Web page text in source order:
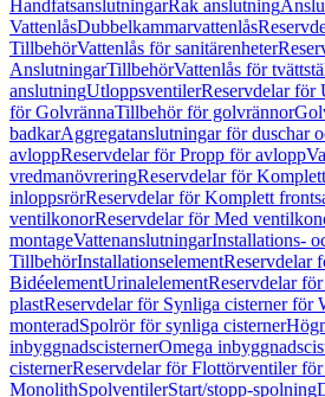
HandfatsanslutningarRak anslutning
VattenlåsDubbelkammarvattenlås
TillbehörVattenlås för sanitärenheter
AnslutningarTillbehörVattenlås för
anslutningUtloppsventilerReservdelar för
för GolvrännaTillbehör för golvrännor
badkarAggregatanslutningar för duschar
avloppReservdelar för Propp för avlopp
vredmanövreringReservdelar för
inloppsrörReservdelar för Komplett
ventilkonorReservdelar för Med
montageVattenanslutningarInstallations-
TillbehörInstallationselementReservdelar
BidéelementUrinalelementReservdelar
plastReservdelar för Synliga cisterner för
monteradSpolrör för synliga cisterner
inbyggnadscisternerOmega
cisternerReservdelar för Flottörventiler
MonolithSpolventilerStart/stopp-spolning